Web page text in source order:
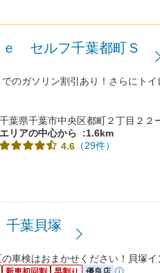
ｅ セルフ千葉都町Ｓ
のガソリン割引あり！さらにト
千葉県千葉市中央区都町２丁目２２
エリアの中心から
:1.6km
4.6 （29件）
千葉貝塚
車検はおまかせください！貝塚イ